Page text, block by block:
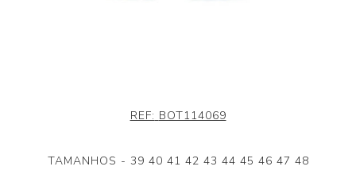
REF: BOT114069
TAMANHOS - 39 40 41 42 43 44 45 46 47 48